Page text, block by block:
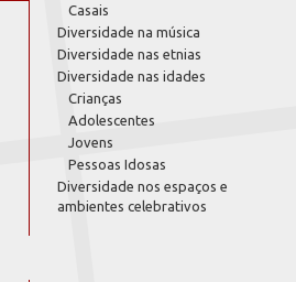
Casais
Diversidade na música
Diversidade nas etnias
Diversidade nas idades
Crianças
Adolescentes
Jovens
Pessoas Idosas
Diversidade nos espaços e
ambientes celebrativos